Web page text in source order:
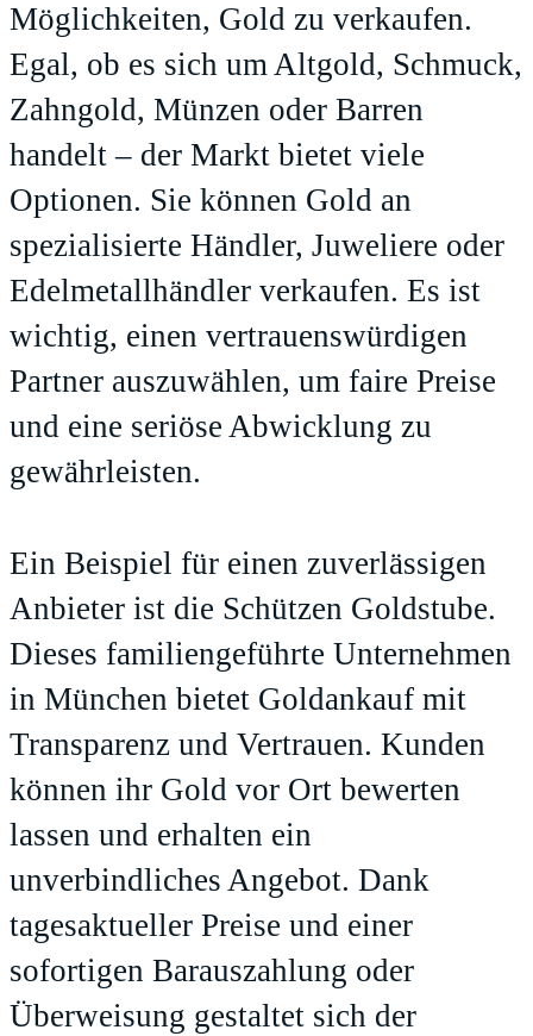
Möglichkeiten, Gold zu verkaufen.
Egal, ob es sich um Altgold, Schmuck,
Zahngold, Münzen oder Barren
handelt – der Markt bietet viele
Optionen. Sie können Gold an
spezialisierte Händler, Juweliere oder
Edelmetallhändler verkaufen. Es ist
wichtig, einen vertrauenswürdigen
Partner auszuwählen, um faire Preise
und eine seriöse Abwicklung zu
gewährleisten.
Ein Beispiel für einen zuverlässigen
Anbieter ist die Schützen Goldstube.
Dieses familiengeführte Unternehmen
in München bietet Goldankauf mit
Transparenz und Vertrauen. Kunden
können ihr Gold vor Ort bewerten
lassen und erhalten ein
unverbindliches Angebot. Dank
tagesaktueller Preise und einer
sofortigen Barauszahlung oder
Überweisung gestaltet sich der